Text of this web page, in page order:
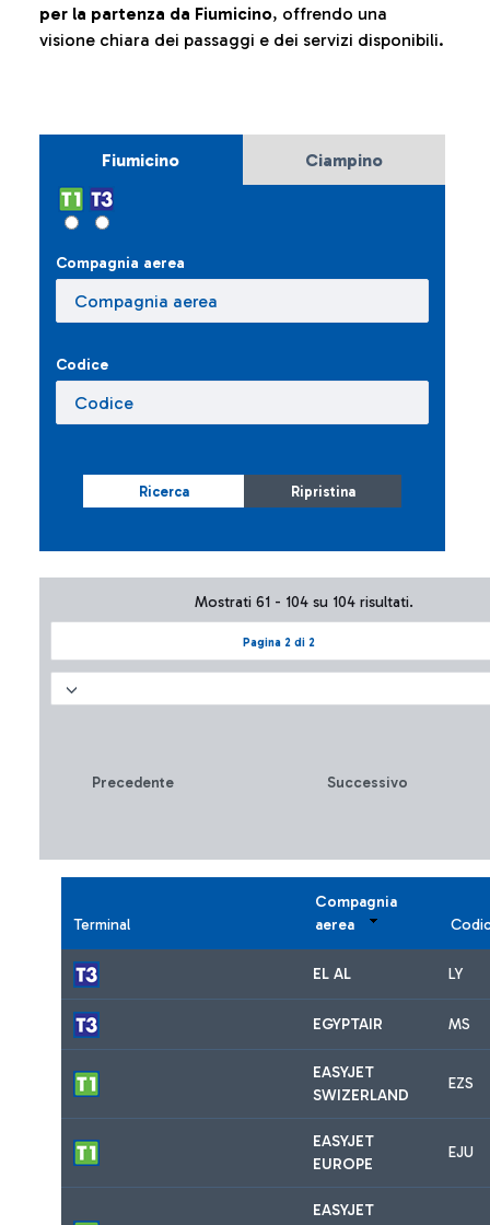
per la partenza da Fiumicino, offrendo una
visione chiara dei passaggi e dei servizi disponibili.
Fiumicino Ciampino
Compagnia aerea
Codice
Ricerca Ripristina
Pagina 2 di 2
Mostrati 61 - 104 su 104 risultati.
Precedente Successivo
Terminal
Compagnia
aerea
EL AL LY
EGYPTAIR MS
EASYJET
SWIZERLAND
EZS
EASYJET
EUROPE
EJU
EASYJET